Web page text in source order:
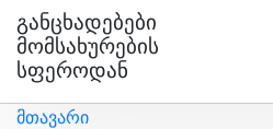
Განცხადებები
Მომსახურების
Სფეროდან
მთავარი